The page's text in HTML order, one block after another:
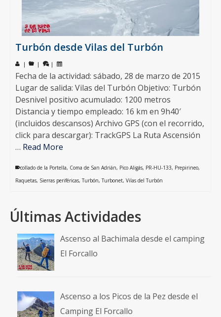
Turbón desde Vilas del Turbón
| | |
Fecha de la actividad: sábado, 28 de marzo de 2015
Lugar de salida: Vilas del Turbón Objetivo: Turbón
Desnivel positivo acumulado: 1200 metros
Distancia y tiempo empleado: 16 km en 9h40′
(incluidos descansos) Archivo GPS (con el recorrido,
click para descargar): TrackGPS La Ruta Ascensión
… Read More
collado de la Portella, Coma de San Adrián, Pico Aligás, PR-HU-133, Prepirineo,
Raquetas, Sierras periféricas,Turbón,Turbonet, Vilas del Turbón
Últimas Actividades
Ascenso al Bachimala desde el camping
El Forcallo
Ascenso a los Picos de la Pez desde el
Camping El Forcallo